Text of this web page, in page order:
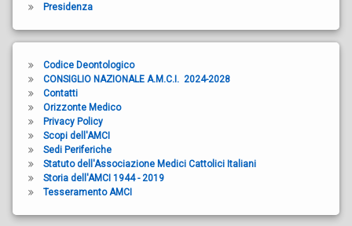
Presidenza
Codice Deontologico
CONSIGLIO NAZIONALE A.M.C.I. 2024-2028
Contatti
Orizzonte Medico
Privacy Policy
Scopi dell'AMCI
Sedi Periferiche
Statuto dell'Associazione Medici Cattolici Italiani
Storia dell'AMCI 1944 - 2019
Tesseramento AMCI